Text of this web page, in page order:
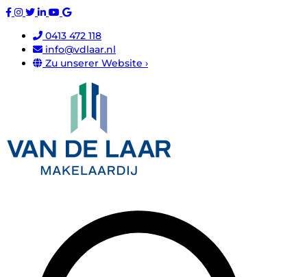
0413 472 118
info@vdlaar.nl
Zu unserer Website ›